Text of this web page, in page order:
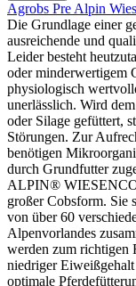
Agrobs Pre Alpin
Die Grundlage einer
ausreichende und
Leider besteht
oder minderwertigem
physiologisch
unerlässlich. Wird
oder Silage gefüttert,
Störungen. Zur
benötigen
durch Grundfutter
ALPIN®
großer Cobsform. Sie
von über 60
Alpenvorlandes
werden zum richtigen
niedriger
optimale